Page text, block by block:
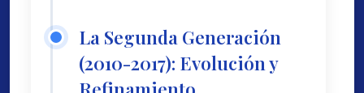
La Segunda Generación
(2010-2017): Evolución y